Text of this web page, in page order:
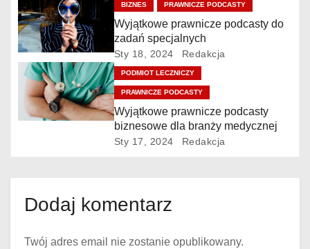
a
w
p
BIZNES PRAWNICZE PODCASTY
Wyjątkowe prawnicze podcasty do
zadań specjalnych
Sty 18, 2024 Redakcja
PODMIOT LECZNICZY
PRAWNICZE PODCASTY
Wyjątkowe prawnicze podcasty
biznesowe dla branży medycznej
Sty 17, 2024 Redakcja
Dodaj komentarz
Twój adres email nie zostanie opublikowany.